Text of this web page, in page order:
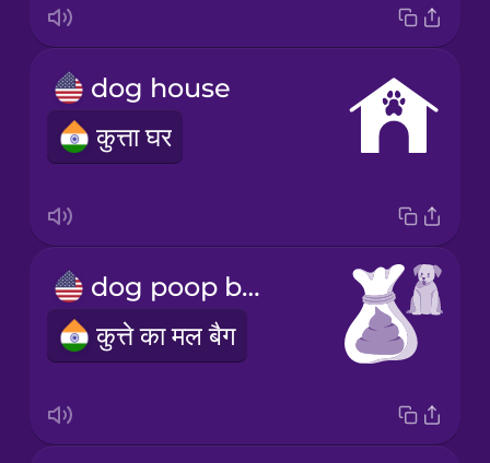
dog house
कुत्ता घर
dog poop bag
कुत्ते का मल बैग